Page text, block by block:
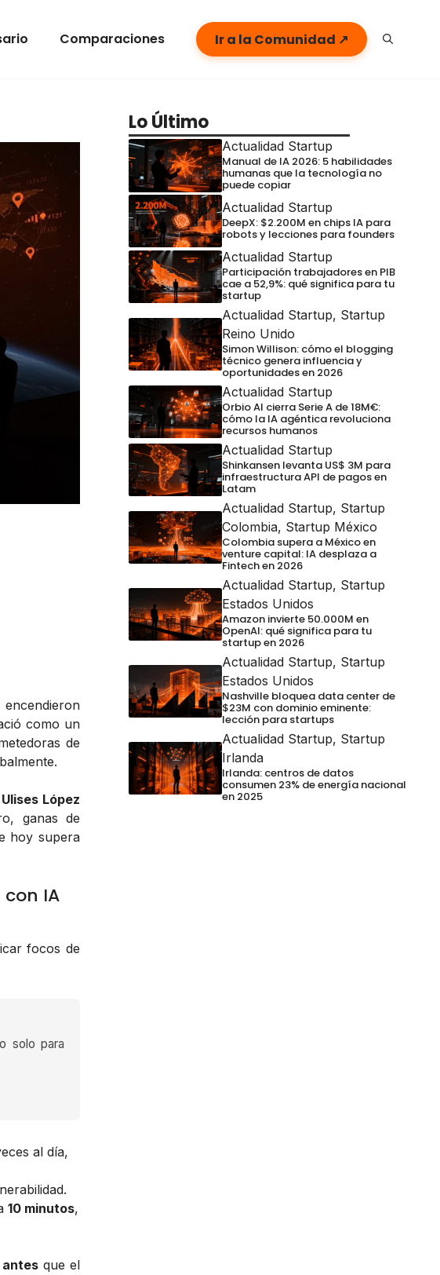
Comparaciones Ir a la Comunidad ↗
como un
de
Ulises López
ganas de
hoy supera
IA
focos de
solo para
al día,
10 minutos,
que el
Lo Último
Actualidad Startup
Manual de IA 2026: 5 habilidades
humanas que la tecnología no
puede copiar
Actualidad Startup
DeepX: $2.200M en chips IA para
robots y lecciones para founders
Actualidad Startup
Participación trabajadores en PIB
cae a 52,9%: qué significa para tu
startup
Actualidad Startup, Startup
Reino Unido
Simon Willison: cómo el blogging
técnico genera influencia y
oportunidades en 2026
Actualidad Startup
Orbio AI cierra Serie A de 18M€:
cómo la IA agéntica revoluciona
recursos humanos
Actualidad Startup
Shinkansen levanta US$ 3M para
infraestructura API de pagos en
Latam
Actualidad Startup, Startup
Colombia, Startup México
Colombia supera a México en
venture capital: IA desplaza a
Fintech en 2026
Actualidad Startup, Startup
Estados Unidos
Amazon invierte 50.000M en
OpenAI: qué significa para tu
startup en 2026
Actualidad Startup, Startup
Estados Unidos
Nashville bloquea data center de
$23M con dominio eminente:
lección para startups
Actualidad Startup, Startup
Irlanda
Irlanda: centros de datos
consumen 23% de energía nacional
en 2025